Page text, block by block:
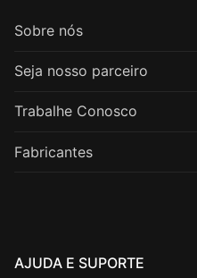
Sobre nós
Seja nosso parceiro
Trabalhe Conosco
Fabricantes
AJUDA E SUPORTE